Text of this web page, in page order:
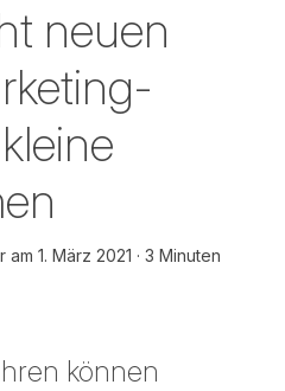
neuen
am 1. März 2021
3 Minuten
können